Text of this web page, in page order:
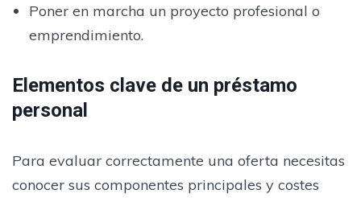
Poner en marcha un proyecto profesional o
emprendimiento.
Elementos clave de un préstamo
personal
Para evaluar correctamente una oferta necesitas
conocer sus componentes principales y costes